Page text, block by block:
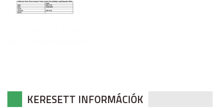
KERESETT INFORMÁCIÓK